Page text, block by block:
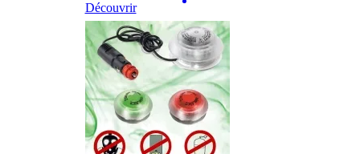
Découvrir